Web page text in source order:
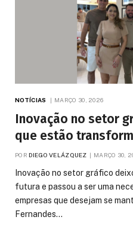
NOTÍCIAS MARÇO 30, 2026
Inovação no setor
que estão
POR DIEGO VELÁZQUEZ MARÇO 30,
Inovação no setor gráfico
futura e passou a ser uma
empresas que desejam se
Fernandes…